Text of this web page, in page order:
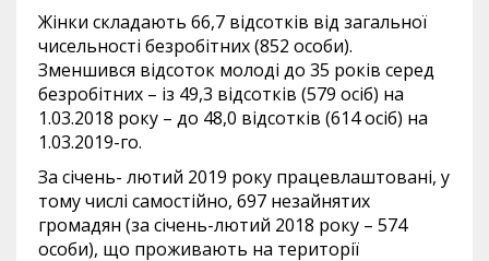
Жінки складають 66,7 відсотків від загальної
чисельності безробітних (852 особи).
Зменшився відсоток молоді до 35 років серед
безробітних – із 49,3 відсотків (579 осіб) на
1.03.2018 року – до 48,0 відсотків (614 осіб) на
1.03.2019-го.
За січень- лютий 2019 року працевлаштовані, у
тому числі самостійно, 697 незайнятих
громадян (за січень-лютий 2018 року – 574
особи), що проживають на території